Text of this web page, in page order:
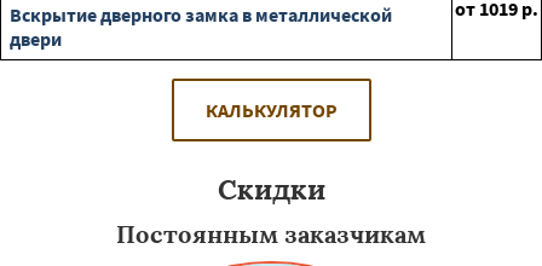
Вскрытие дверного замка в металлической
двери
от 1019 р.
КАЛЬКУЛЯТОР
Скидки
Постоянным заказчикам